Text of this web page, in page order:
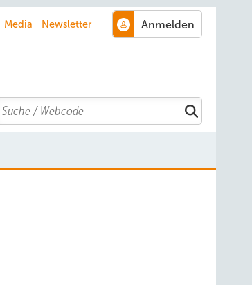
Media Newsletter
Search